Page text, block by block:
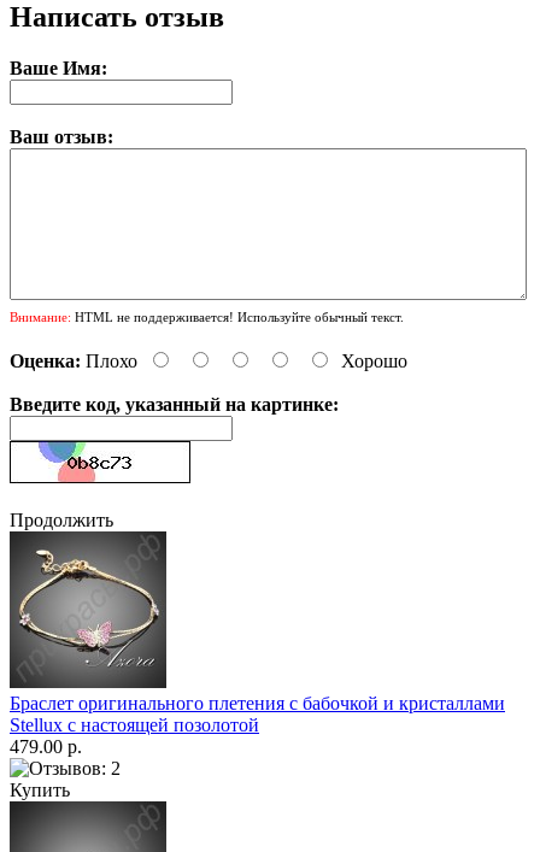
Написать отзыв
Ваше Имя:
Ваш отзыв:
Внимание: HTML не поддерживается! Используйте обычный текст.
Оценка: Плохо Хорошо
Введите код, указанный на картинке:
Продолжить
Браслет оригинального плетения с бабочкой и кристаллами
Stellux с настоящей позолотой
479.00 р.
Купить